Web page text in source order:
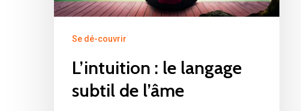
Hit enter to search or ESC to close
Se dé-couvrir
L’intuition : le langage
subtil de l’âme